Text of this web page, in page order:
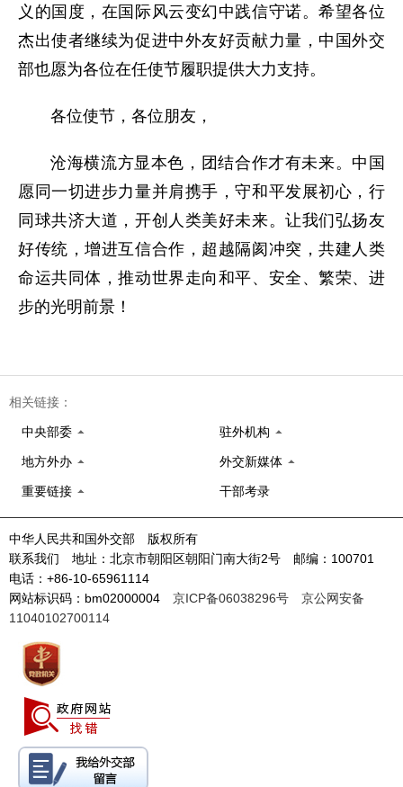
义的国度，在国际风云变幻中践信守诺。希望各位
杰出使者继续为促进中外友好贡献力量，中国外交
部也愿为各位在任使节履职提供大力支持。
各位使节，各位朋友，
沧海横流方显本色，团结合作才有未来。中国
愿同一切进步力量并肩携手，守和平发展初心，行
同球共济大道，开创人类美好未来。让我们弘扬友
好传统，增进互信合作，超越隔阂冲突，共建人类
命运共同体，推动世界走向和平、安全、繁荣、进
步的光明前景！
相关链接：
中央部委 驻外机构
地方外办 外交新媒体
重要链接 干部考录
中华人民共和国外交部 版权所有
联系我们 地址：北京市朝阳区朝阳门南大街2号 邮编：100701
电话：+86-10-65961114
网站标识码：bm02000004 京ICP备06038296号
京公网安备
11040102700114